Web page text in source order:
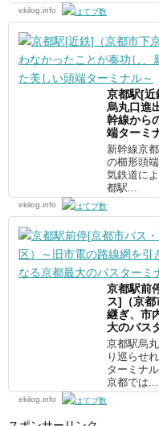
ekilog.info
京都駅[近
烏丸口進
幹線から
端ターミ
新幹線京
の櫛形頭
気鉄道に
都駅...
ekilog.info
京都駅前
ス]（京都
継ぎ、市
大のバス
京都駅烏
り巡らせ
ターミナ
京都では...
ekilog.info